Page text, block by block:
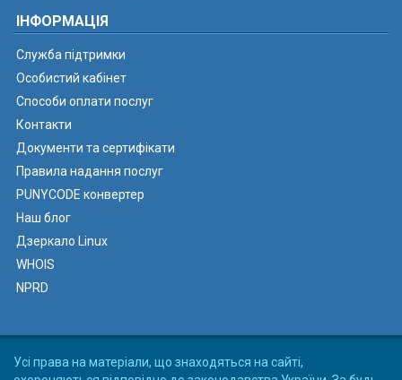
ІНФОРМАЦІЯ
Служба підтримки
Особистий кабінет
Способи оплати послуг
Контакти
Документи та сертифікати
Правила надання послуг
PUNYCODE конвертер
Наш блог
Дзеркало Linux
WHOIS
NPRD
Усі права на матеріали, що знаходяться на сайті,